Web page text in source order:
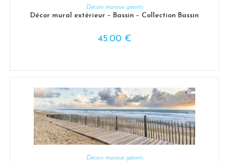
CHOIX DES OPTIONS
Décors muraux géants
Décor mural extérieur – Bassin – Collection Bassin
45.00 €
CHOIX DES OPTIONS
Décors muraux géants